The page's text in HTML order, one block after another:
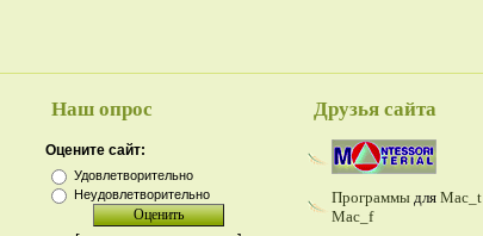
Наш опрос
Оцените сайт:
Удовлетворительно
Неудовлетворительно
Друзья сайта
Программы для Mac_t
Mac_f